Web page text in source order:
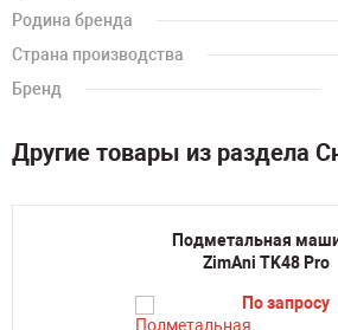
Родина бренда
Страна производства
Бренд
Другие товары из раздела
Подметальная
ZimAni TK48 Pro
По запросу